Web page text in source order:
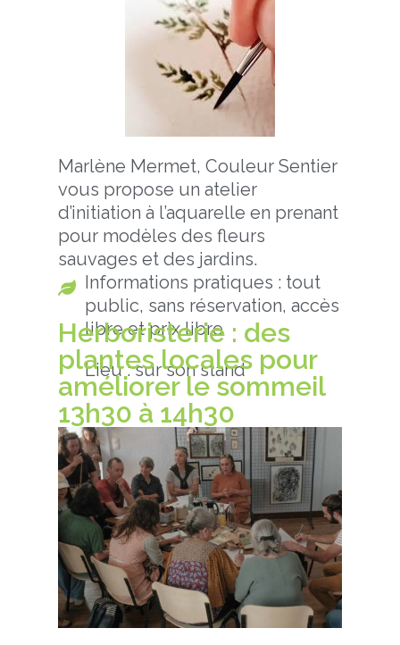
Marlène Mermet, Couleur Sentier
vous propose un atelier
d’initiation à l’aquarelle en prenant
pour modèles des fleurs
sauvages et des jardins.
Informations pratiques : tout
public, sans réservation, accès
libre et prix libre
Lieu : sur son stand
Herboristerie : des
plantes locales pour
améliorer le sommeil
13h30 à 14h30